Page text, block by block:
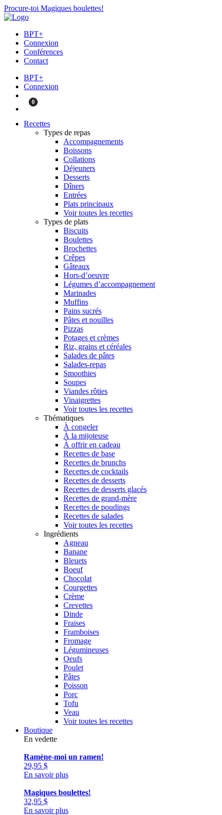
Procure-toi Magiques boulettes!
BPT+
Connexion
Conférences
Contact
BPT+
Connexion
0
Recettes
Types de repas
Accompagnements
Boissons
Collations
Déjeuners
Desserts
Dîners
Entrées
Plats principaux
Voir toutes les recettes
Types de plats
Biscuits
Boulettes
Brochettes
Crêpes
Gâteaux
Hors-d’oeuvre
Légumes d’accompagnement
Marinades
Muffins
Pains sucrés
Pâtes et nouilles
Pizzas
Potages et crèmes
Riz, grains et céréales
Salades de pâtes
Salades-repas
Smoothies
Soupes
Viandes rôties
Vinaigrettes
Voir toutes les recettes
Thématiques
À congeler
À la mijoteuse
À offrir en cadeau
Recettes de base
Recettes de brunchs
Recettes de cocktails
Recettes de desserts
Recettes de desserts glacés
Recettes de grand-mère
Recettes de poudings
Recettes de salades
Voir toutes les recettes
Ingrédients
Agneau
Banane
Bleuets
Boeuf
Chocolat
Courgettes
Crème
Crevettes
Dinde
Fraises
Framboises
Fromage
Légumineuses
Oeufs
Poulet
Pâtes
Poisson
Porc
Tofu
Veau
Voir toutes les recettes
Boutique
En vedette
Ramène-moi un ramen!
29,95 $
En savoir plus
Magiques boulettes!
32,95 $
En savoir plus